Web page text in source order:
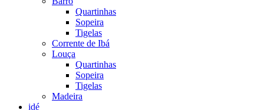
Quartinhas
Sopeira
Tigelas
Corrente de Ibá
Louça
Quartinhas
Sopeira
Tigelas
Madeira
idé